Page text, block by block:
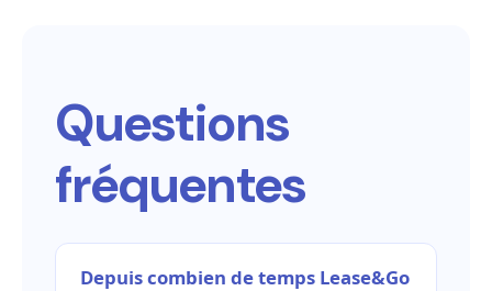
Questions
fréquentes
Depuis combien de temps Lease&Go